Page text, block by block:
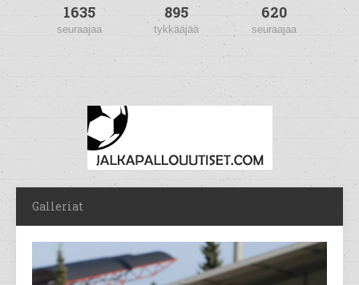
1635
seuraajaa
895
tykkääjää
620
seuraajaa
Galleriat